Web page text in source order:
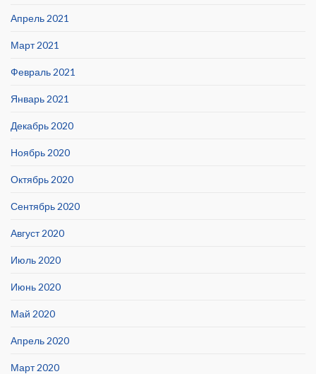
Апрель 2021
Март 2021
Февраль 2021
Январь 2021
Декабрь 2020
Ноябрь 2020
Октябрь 2020
Сентябрь 2020
Август 2020
Июль 2020
Июнь 2020
Май 2020
Апрель 2020
Март 2020